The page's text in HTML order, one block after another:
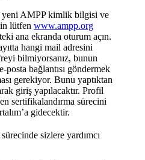
yeni AMPP kimlik bilgisi ve
lütfen www.ampp.org
ana ekranda oturum açın.
hangi mail adresini
bilmiyorsanız, bunun
bağlantısı göndermek
gerekiyor. Bunu yaptıktan
giriş yapılacaktır. Profil
sertifikalandırma sürecini
gidecektir.
sizlere yardımcı